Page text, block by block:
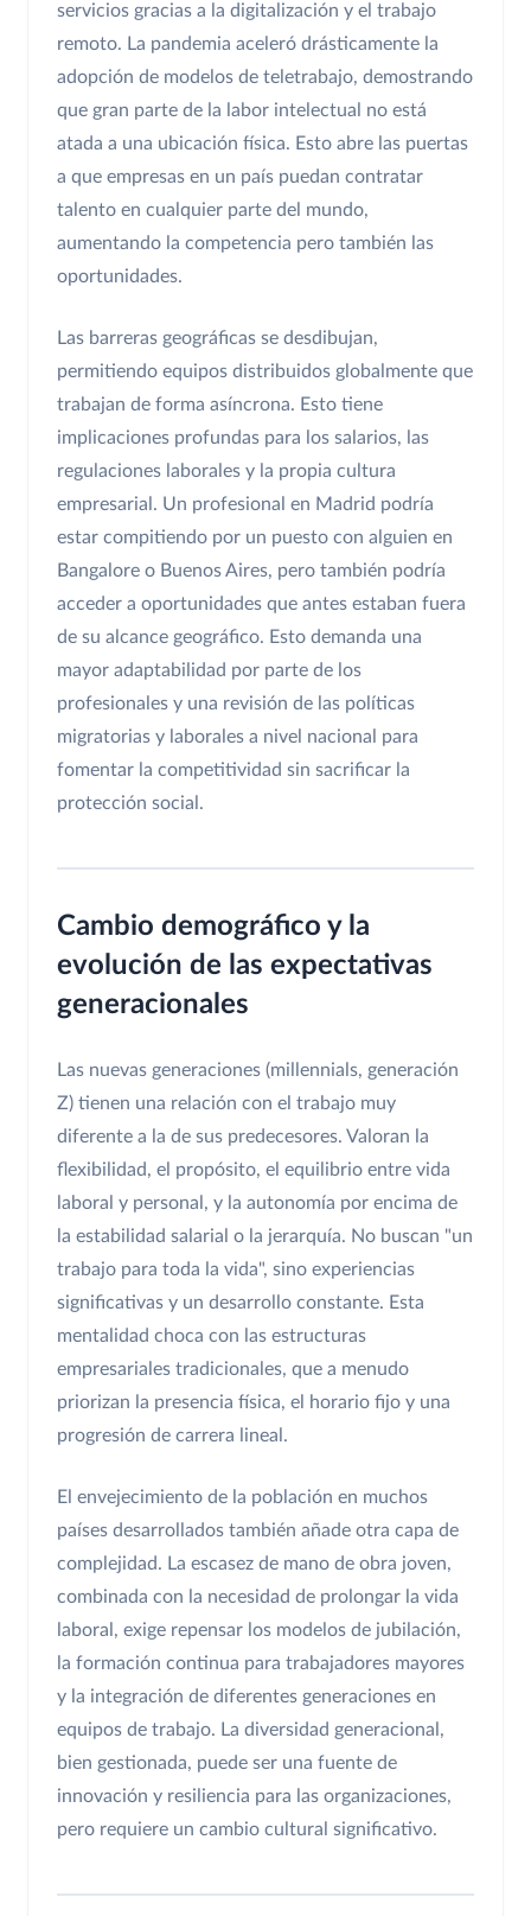
servicios gracias a la digitalización y el trabajo
remoto. La pandemia aceleró drásticamente la
adopción de modelos de teletrabajo, demostrando
que gran parte de la labor intelectual no está
atada a una ubicación física. Esto abre las puertas
a que empresas en un país puedan contratar
talento en cualquier parte del mundo,
aumentando la competencia pero también las
oportunidades.
Las barreras geográficas se desdibujan,
permitiendo equipos distribuidos globalmente que
trabajan de forma asíncrona. Esto tiene
implicaciones profundas para los salarios, las
regulaciones laborales y la propia cultura
empresarial. Un profesional en Madrid podría
estar compitiendo por un puesto con alguien en
Bangalore o Buenos Aires, pero también podría
acceder a oportunidades que antes estaban fuera
de su alcance geográfico. Esto demanda una
mayor adaptabilidad por parte de los
profesionales y una revisión de las políticas
migratorias y laborales a nivel nacional para
fomentar la competitividad sin sacrificar la
protección social.
Cambio demográfico y la
evolución de las expectativas
generacionales
Las nuevas generaciones (millennials, generación
Z) tienen una relación con el trabajo muy
diferente a la de sus predecesores. Valoran la
flexibilidad, el propósito, el equilibrio entre vida
laboral y personal, y la autonomía por encima de
la estabilidad salarial o la jerarquía. No buscan "un
trabajo para toda la vida", sino experiencias
significativas y un desarrollo constante. Esta
mentalidad choca con las estructuras
empresariales tradicionales, que a menudo
priorizan la presencia física, el horario fijo y una
progresión de carrera lineal.
El envejecimiento de la población en muchos
países desarrollados también añade otra capa de
complejidad. La escasez de mano de obra joven,
combinada con la necesidad de prolongar la vida
laboral, exige repensar los modelos de jubilación,
la formación continua para trabajadores mayores
y la integración de diferentes generaciones en
equipos de trabajo. La diversidad generacional,
bien gestionada, puede ser una fuente de
innovación y resiliencia para las organizaciones,
pero requiere un cambio cultural significativo.